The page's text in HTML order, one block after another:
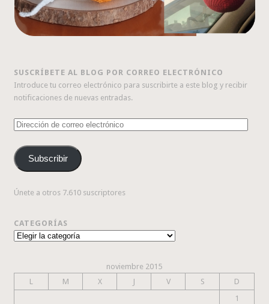
SUSCRÍBETE AL BLOG POR CORREO ELECTRÓNICO
Introduce tu correo electrónico para suscribirte a este blog y recibir
notificaciones de nuevas entradas.
Dirección
correo
electrónico
Subscribir
Únete a otros 7.610 suscriptores
CATEGORÍAS
Categorías
noviembre 2015
L
M X J V S
D
1